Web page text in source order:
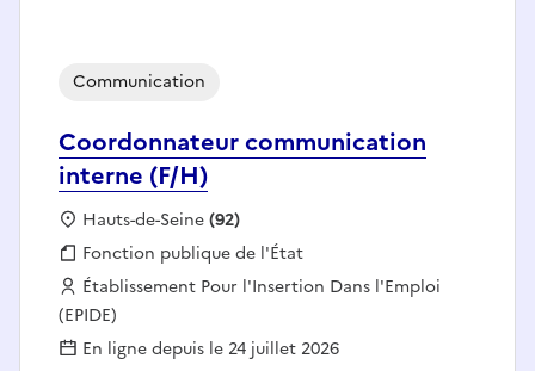
Coordonnateur communication
interne (F/H)
Communication
Localisation :
Hauts-de-Seine(92)
Fonction publique :
Fonction publique de l'État
Employeur :
Établissement Pour l'Insertion Dans l'Emploi
(EPIDE)
En ligne depuis le 24 juillet 2026